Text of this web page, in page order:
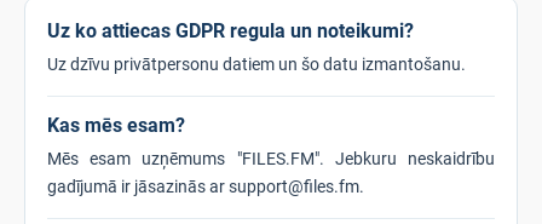
Uz ko attiecas GDPR regula un noteikumi?
Uz dzīvu privātpersonu datiem un šo datu izmantošanu.
Kas mēs esam?
Mēs esam uzņēmums "FILES.FM". Jebkuru neskaidrību
gadījumā ir jāsazinās ar support@files.fm.